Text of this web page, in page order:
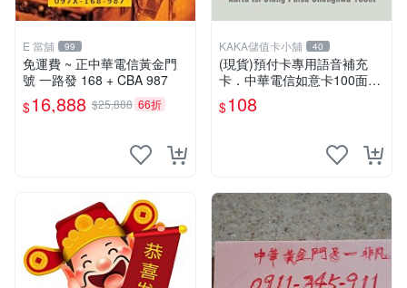
E 當舖 99
免運費 ~ 正中華電信黃金門
號 一路發 168 + CBA 987
$16,888 $25,888 66折
KAKA儲值卡小舖 40
(現貨)預付卡專用語音補充
卡．中華電信如意卡100面額
．Chunghwa IDEAL 100 [KA
KA儲值卡小舖]
$108